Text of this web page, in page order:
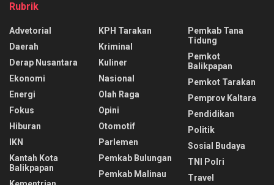
Rubrik
Advetorial
Daerah
Derap Nusantara
Ekonomi
Energi
Fokus
Hiburan
IKN
Kantah Kota
Balikpapan
KPH Tarakan
Kriminal
Kuliner
Nasional
Olah Raga
Opini
Otomotif
Parlemen
Pemkab Bulungan
Pemkab Malinau
Pemkab Tana
Tidung
Pemkot
Balikpapan
Pemkot Tarakan
Pemprov Kaltara
Pendidikan
Politik
Sosial Budaya
TNI Polri
Travel